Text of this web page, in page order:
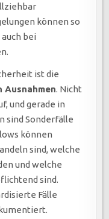
können so
bei
ist die
Ausnahmen. Nicht
und gerade in
sind Sonderfälle
können
sind, welche
und welche
sind.
Fälle